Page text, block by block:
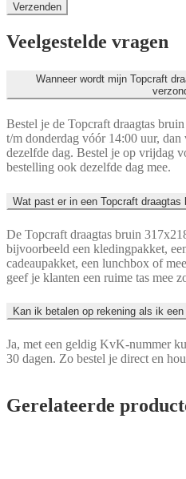
Veelgestelde vragen
Wanneer wordt mijn Topcraft
Bestel je de Topcraft draagtas
t/m donderdag vóór 14:00 uur,
dezelfde dag. Bestel je op vrijdag
bestelling ook dezelfde dag mee.
Wat past er in een Topcraft draagtas
De Topcraft draagtas bruin
bijvoorbeeld een kledingpakket,
cadeaupakket, een lunchbox of
geef je klanten een ruime tas mee
Kan ik betalen op rekening als ik
Ja, met een geldig KvK-nummer
30 dagen. Zo bestel je direct en
Gerelateerde